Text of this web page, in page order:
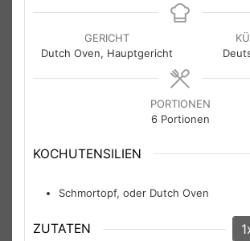
GERICHT
Dutch Oven, Hauptgericht
PORTIONEN
6 Portionen
KOCHUTENSILIEN
Schmortopf, oder Dutch Oven
ZUTATEN